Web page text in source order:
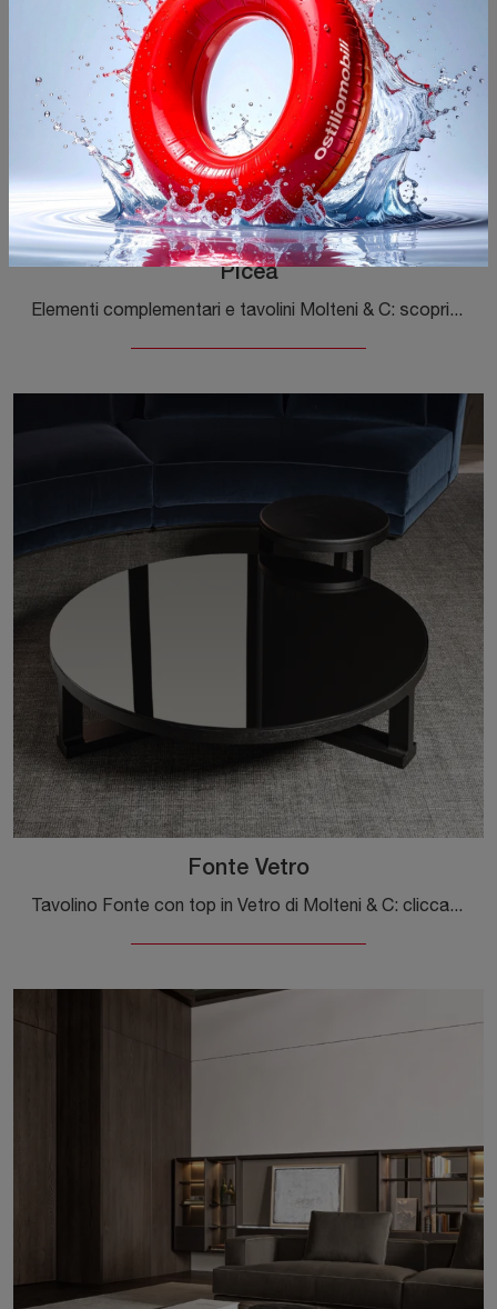
Picea
Elementi complementari e tavolini Molteni & C: scopri come completare i tuoi locali design con il modello Picea.
Fonte Vetro
Tavolino Fonte con top in Vetro di Molteni & C: clicca e ottieni informazioni sui Complementi e tavolini design in vetro del noto e rinomato brand!